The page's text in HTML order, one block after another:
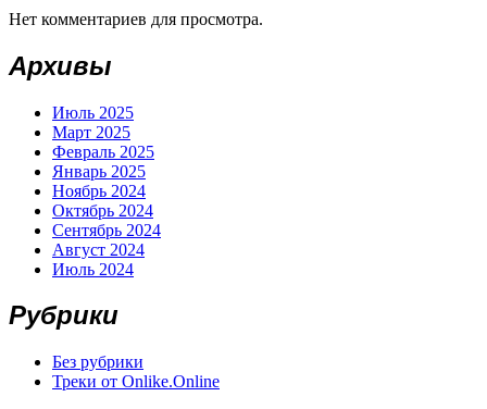
Нет комментариев для просмотра.
Архивы
Июль 2025
Март 2025
Февраль 2025
Январь 2025
Ноябрь 2024
Октябрь 2024
Сентябрь 2024
Август 2024
Июль 2024
Рубрики
Без рубрики
Треки от Onlike.Online